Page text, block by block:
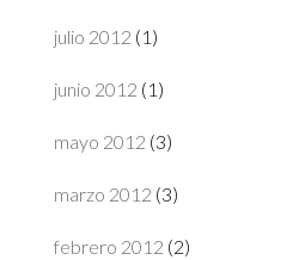
julio 2012 (1)
junio 2012 (1)
mayo 2012 (3)
marzo 2012 (3)
febrero 2012 (2)